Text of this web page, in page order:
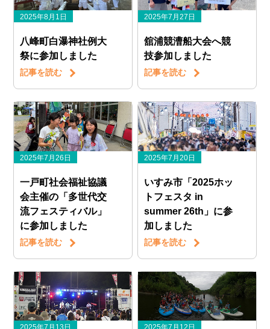
2025年8月1日
八峰町白瀑神社例大
祭に参加しました
記事を読む
2025年7月27日
舘浦競漕船大会へ競
技参加しました
記事を読む
2025年7月26日
一戸町社会福祉協議
会主催の「多世代交
流フェスティバル」
に参加しました
記事を読む
2025年7月20日
いすみ市「2025ホッ
トフェスタ in
summer 26th」に参
加しました
記事を読む